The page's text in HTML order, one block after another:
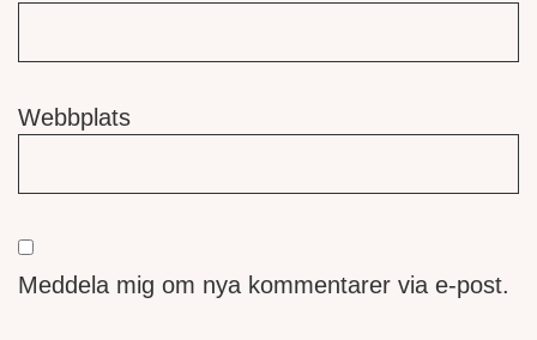
Webbplats
Meddela mig om nya kommentarer via e-post.